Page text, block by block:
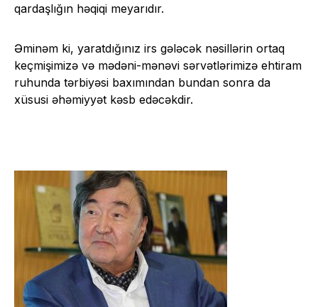
qardaşlığın həqiqi meyarıdır.
Əminəm ki, yaratdığınız irs gələcək nəsillərin ortaq
keçmişimizə və mədəni-mənəvi sərvətlərimizə ehtiram
ruhunda tərbiyəsi baxımından bundan sonra da
xüsusi əhəmiyyət kəsb edəcəkdir.